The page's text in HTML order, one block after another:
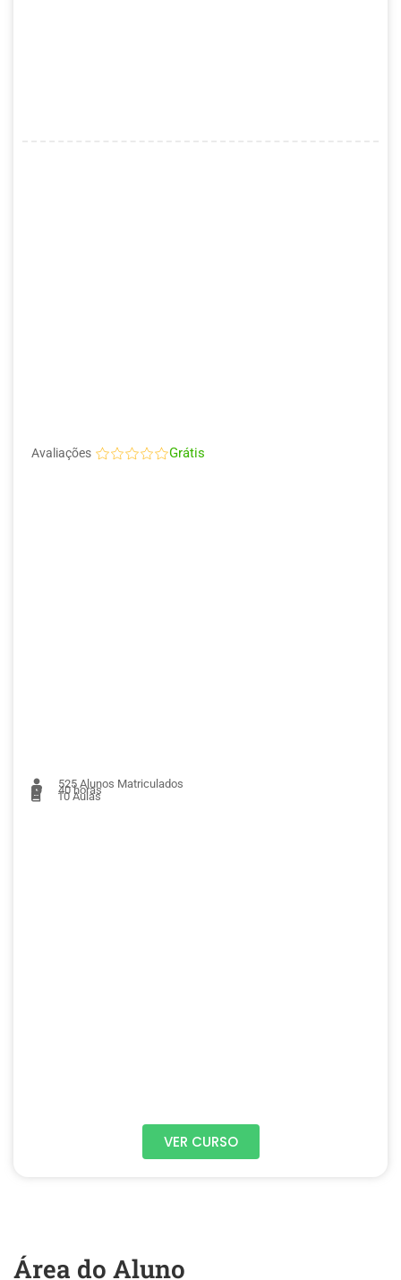
Avaliações Grátis
525 Alunos Matriculados
40 horas
10Aulas
VER CURSO
Área do Aluno